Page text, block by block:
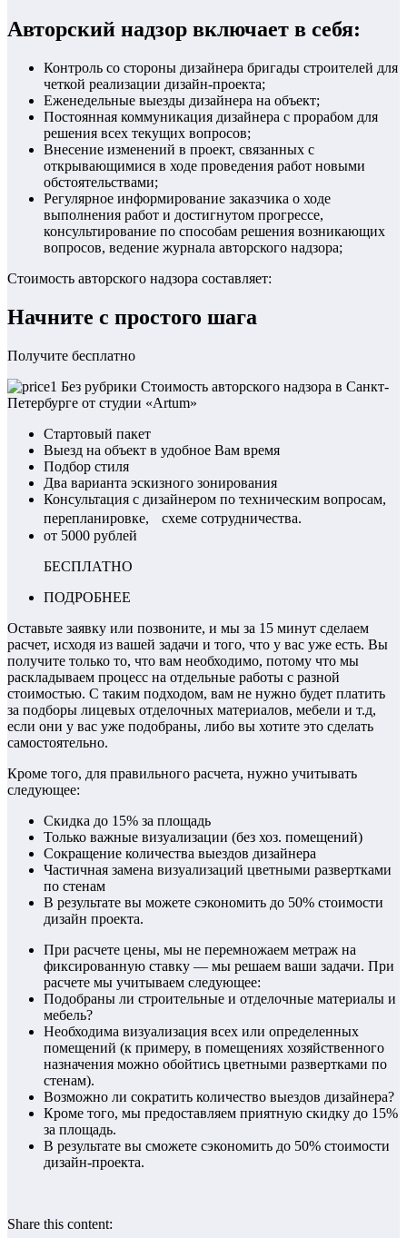
Авторский надзор включает в себя:
Контроль со стороны дизайнера бригады строителей для
четкой реализации дизайн-проекта;
Еженедельные выезды дизайнера на объект;
Постоянная коммуникация дизайнера с прорабом для
решения всех текущих вопросов;
Внесение изменений в проект, связанных с
открывающимися в ходе проведения работ новыми
обстоятельствами;
Регулярное информирование заказчика о ходе
выполнения работ и достигнутом прогрессе,
консультирование по способам решения возникающих
вопросов, ведение журнала авторского надзора;
Стоимость авторского надзора составляет:
Начните с простого шага
Получите бесплатно
Стартовый пакет
Выезд на объект в удобное Вам время
Подбор стиля
Два варианта эскизного зонирования
Консультация с дизайнером по техническим вопросам,
перепланировке, схеме сотрудничества.
от 5000 рублей
БЕСПЛАТНО
ПОДРОБНЕЕ
Оставьте заявку или позвоните, и мы за 15 минут сделаем
расчет, исходя из вашей задачи и того, что у вас уже есть. Вы
получите только то, что вам необходимо, потому что мы
раскладываем процесс на отдельные работы с разной
стоимостью. С таким подходом, вам не нужно будет платить
за подборы лицевых отделочных материалов, мебели и т.д,
если они у вас уже подобраны, либо вы хотите это сделать
самостоятельно.
Кроме того, для правильного расчета, нужно учитывать
следующее:
Скидка до 15% за площадь
Только важные визуализации (без хоз. помещений)
Сокращение количества выездов дизайнера
Частичная замена визуализаций цветными развертками
по стенам
В результате вы можете сэкономить до 50% стоимости
дизайн проекта.
При расчете цены, мы не перемножаем метраж на
фиксированную ставку — мы решаем ваши задачи. При
расчете мы учитываем следующее:
Подобраны ли строительные и отделочные материалы и
мебель?
Необходима визуализация всех или определенных
помещений (к примеру, в помещениях хозяйственного
назначения можно обойтись цветными развертками по
стенам).
Возможно ли сократить количество выездов дизайнера?
Кроме того, мы предоставляем приятную скидку до 15%
за площадь.
В результате вы сможете сэкономить до 50% стоимости
дизайн-проекта.
Share this content: